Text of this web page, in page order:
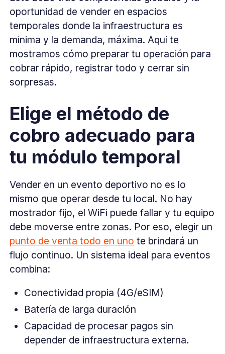
oportunidad de vender en espacios
temporales donde la infraestructura es
mínima y la demanda, máxima. Aquí te
mostramos cómo preparar tu operación para
cobrar rápido, registrar todo y cerrar sin
sorpresas.
Elige el método de
cobro adecuado para
tu módulo temporal
Vender en un evento deportivo no es lo
mismo que operar desde tu local. No hay
mostrador fijo, el WiFi puede fallar y tu equipo
debe moverse entre zonas. Por eso, elegir un
punto de venta todo en uno te brindará un
flujo continuo. Un sistema ideal para eventos
combina:
Conectividad propia (4G/eSIM)
Batería de larga duración
Capacidad de procesar pagos sin
depender de infraestructura externa.